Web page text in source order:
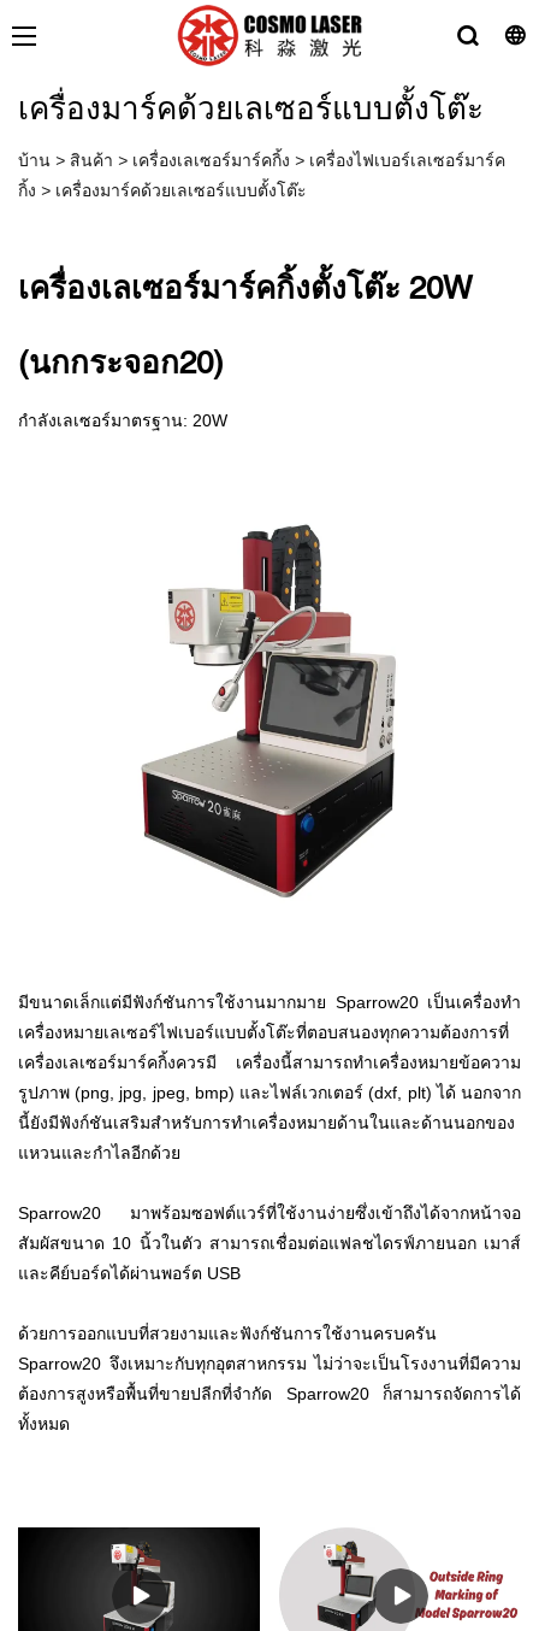
เครื่องมาร์คด้วยเลเซอร์แบบตั้งโต๊ะ
บ้าน > สินค้า > เครื่องเลเซอร์มาร์คกิ้ง > เครื่องไฟเบอร์เลเซอร์มาร์ค
กิ้ง > เครื่องมาร์คด้วยเลเซอร์แบบตั้งโต๊ะ
เครื่องเลเซอร์มาร์คกิ้งตั้งโต๊ะ 20W
(นกกระจอก20)
กำลังเลเซอร์มาตรฐาน: 20W
มีขนาดเล็กแต่มีฟังก์ชันการใช้งานมากมาย Sparrow20 เป็นเครื่องทำ
เครื่องหมายเลเซอร์ไฟเบอร์แบบตั้งโต๊ะที่ตอบสนองทุกความต้องการที่
เครื่องเลเซอร์มาร์คกิ้งควรมี เครื่องนี้สามารถทำเครื่องหมายข้อความ
รูปภาพ (png, jpg, jpeg, bmp) และไฟล์เวกเตอร์ (dxf, plt) ได้ นอกจาก
นี้ยังมีฟังก์ชันเสริมสำหรับการทำเครื่องหมายด้านในและด้านนอกของ
แหวนและกำไลอีกด้วย
Sparrow20 มาพร้อมซอฟต์แวร์ที่ใช้งานง่ายซึ่งเข้าถึงได้จากหน้าจอ
สัมผัสขนาด 10 นิ้วในตัว สามารถเชื่อมต่อแฟลชไดรฟ์ภายนอก เมาส์
และคีย์บอร์ดได้ผ่านพอร์ต USB
ด้วยการออกแบบที่สวยงามและฟังก์ชันการใช้งานครบครัน
Sparrow20 จึงเหมาะกับทุกอุตสาหกรรม ไม่ว่าจะเป็นโรงงานที่มีความ
ต้องการสูงหรือพื้นที่ขายปลีกที่จำกัด Sparrow20 ก็สามารถจัดการได้
ทั้งหมด